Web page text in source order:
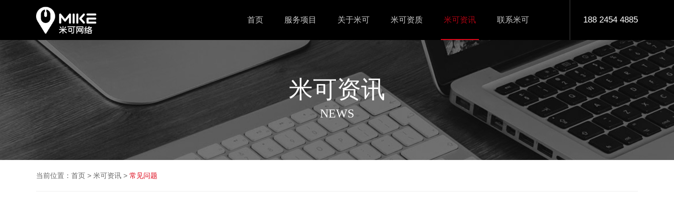
188 2454 4885
首页 服务项目 关于米可 米可资质 米可资讯 联系米可
米可资讯
NEWS
当前位置： 首页 > 米可资讯 > 常见问题